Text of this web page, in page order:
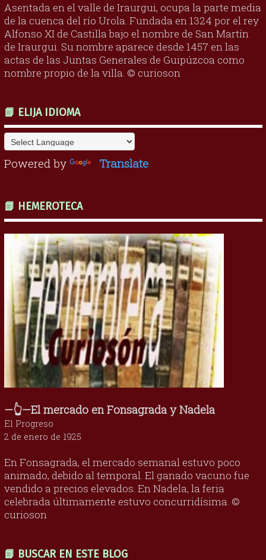
Asentada en el valle de Iraurgui, ocupa la parte media
de la cuenca del río Urola. Fundada en 1324 por el rey
Alfonso XI de Castilla bajo el nombre de San Martín
de Iraurgui. Su nombre aparece desde 1457 en las
actas de las Juntas Generales de Guipúzcoa como
nombre propio de la villa. © curioson
📗 ELIJA IDIOMA
Powered by Translate
📗 HEMEROTECA
—👆—El mercado en Fonsagrada y Nadela
El Progreso
2 de enero de 1925
En Fonsagrada, el mercado semanal estuvo poco
animado, debido al temporal. El ganado vacuno fue
vendido a precios elevados. En Nadela, la feria
celebrada últimamente estuvo concurridísima. ©
curioson
📗 BUSCAR EN ESTE BLOG